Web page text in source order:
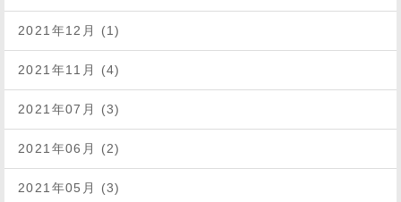
2021年12月 (1)
2021年11月 (4)
2021年07月 (3)
2021年06月 (2)
2021年05月 (3)